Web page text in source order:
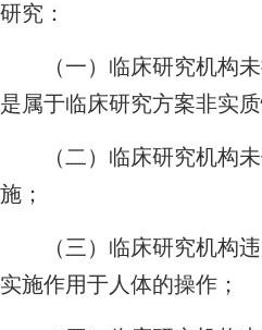
研究：
（一）临床研究机构未
是属于临床研究方案非实
（二）临床研究机构未
施；
（三）临床研究机构违
实施作用于人体的操作；